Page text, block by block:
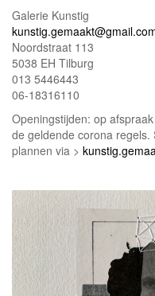
Galerie Kunstig
Noordstraat 113
5038 EH Tilburg
013 5446443
06-18316110
Openingstijden: op
de geldende corona
plannen via >